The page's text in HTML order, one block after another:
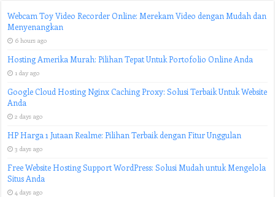
Webcam Toy Video Recorder Online: Merekam Video dengan Mudah dan
Menyenangkan
6 hours ago
Hosting Amerika Murah: Pilihan Tepat Untuk Portofolio Online Anda
1 day ago
Google Cloud Hosting Nginx Caching Proxy: Solusi Terbaik Untuk Website
Anda
2 days ago
HP Harga 1 Jutaan Realme: Pilihan Terbaik dengan Fitur Unggulan
3 days ago
Free Website Hosting Support WordPress: Solusi Mudah untuk Mengelola
Situs Anda
4 days ago